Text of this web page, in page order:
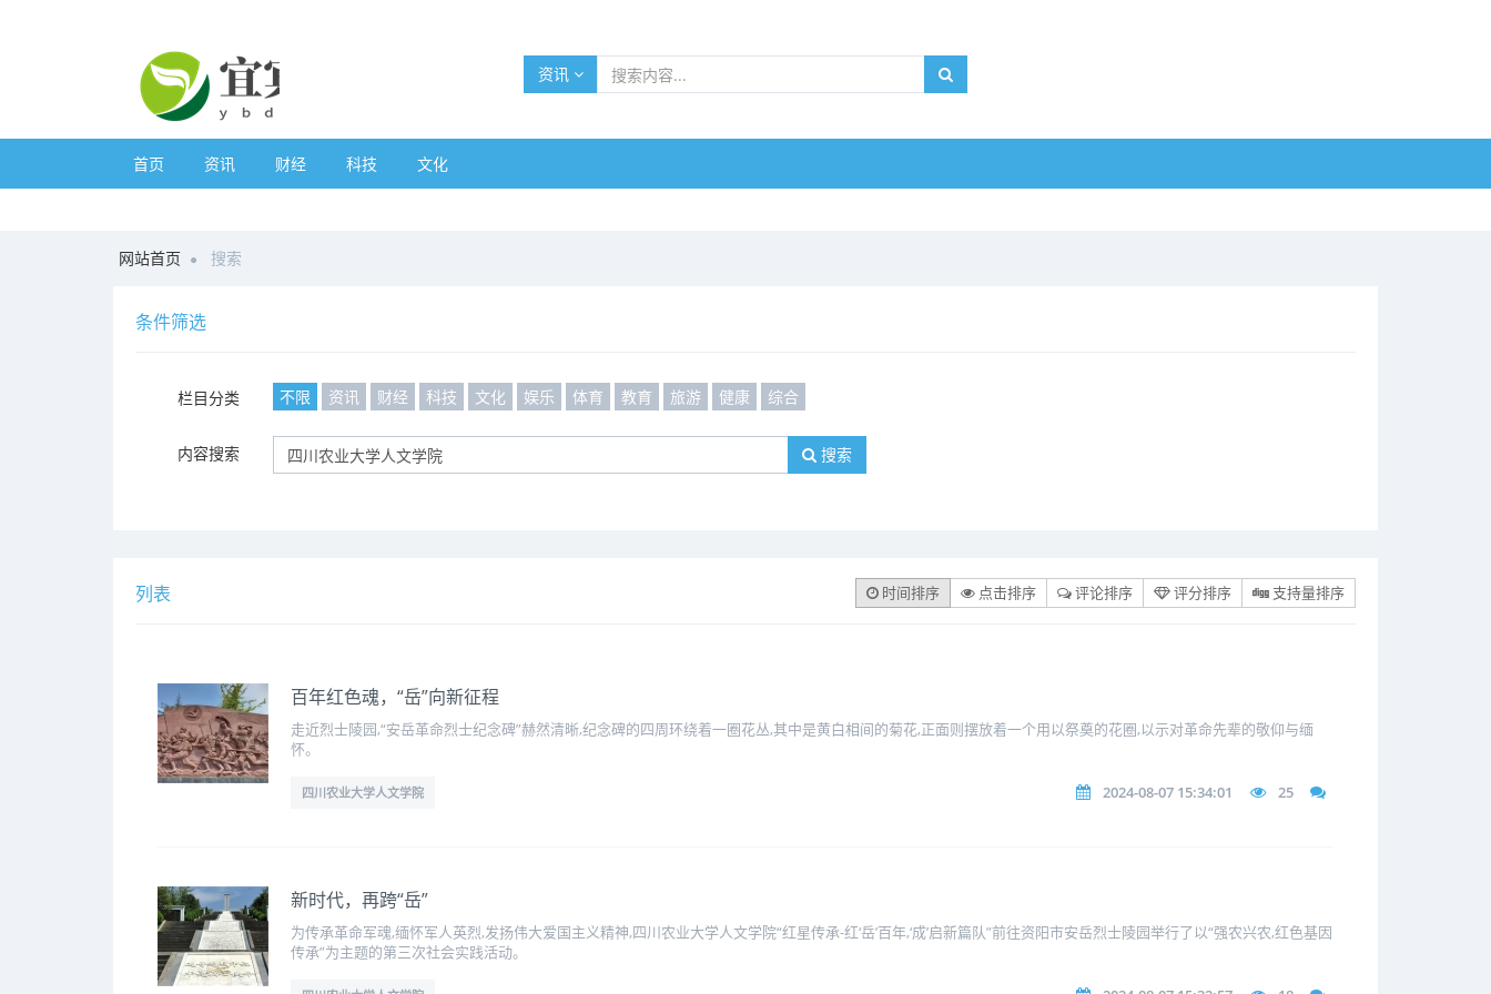
资讯
首页 资讯 财经 科技 文化
网站首页 搜索
条件筛选
栏目分类 不限 资讯 财经 科技 文化 娱乐 体育 教育 旅游 健康 综合
内容搜索 搜索
列表 时间排序 点击排序 评论排序 评分排序 支持量排序
百年红色魂，“岳”向新征程
走近烈士陵园,“安岳革命烈士纪念碑”赫然清晰,纪念碑的四周环绕着一圈花丛,其中是黄白相间的菊花,正面则摆放着一个用以祭奠的花圈,以示对革命先辈的敬仰与缅
怀。
四川农业大学人文学院 2024-08-07 15:34:01 25
新时代，再跨“岳”
为传承革命军魂,缅怀军人英烈,发扬伟大爱国主义精神,四川农业大学人文学院“红星传承-红‘岳’百年,‘成’启新篇队”前往资阳市安岳烈士陵园举行了以“强农兴农,红色基因
传承”为主题的第三次社会实践活动。